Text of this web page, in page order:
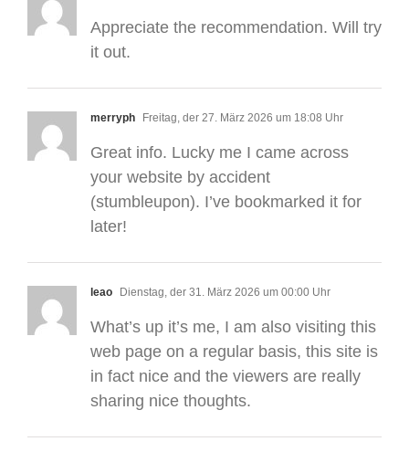
Appreciate the recommendation. Will try
it out.
merryph Freitag, der 27. März 2026 um 18:08 Uhr
Great info. Lucky me I came across
your website by accident
(stumbleupon). I’ve bookmarked it for
later!
leao Dienstag, der 31. März 2026 um 00:00 Uhr
What’s up it’s me, I am also visiting this
web page on a regular basis, this site is
in fact nice and the viewers are really
sharing nice thoughts.